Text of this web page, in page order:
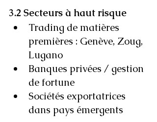
3.2 Secteurs à haut risque
Trading de matières
premières : Genève, Zoug,
Lugano
Banques privées / gestion
de fortune
Sociétés exportatrices
dans pays émergents